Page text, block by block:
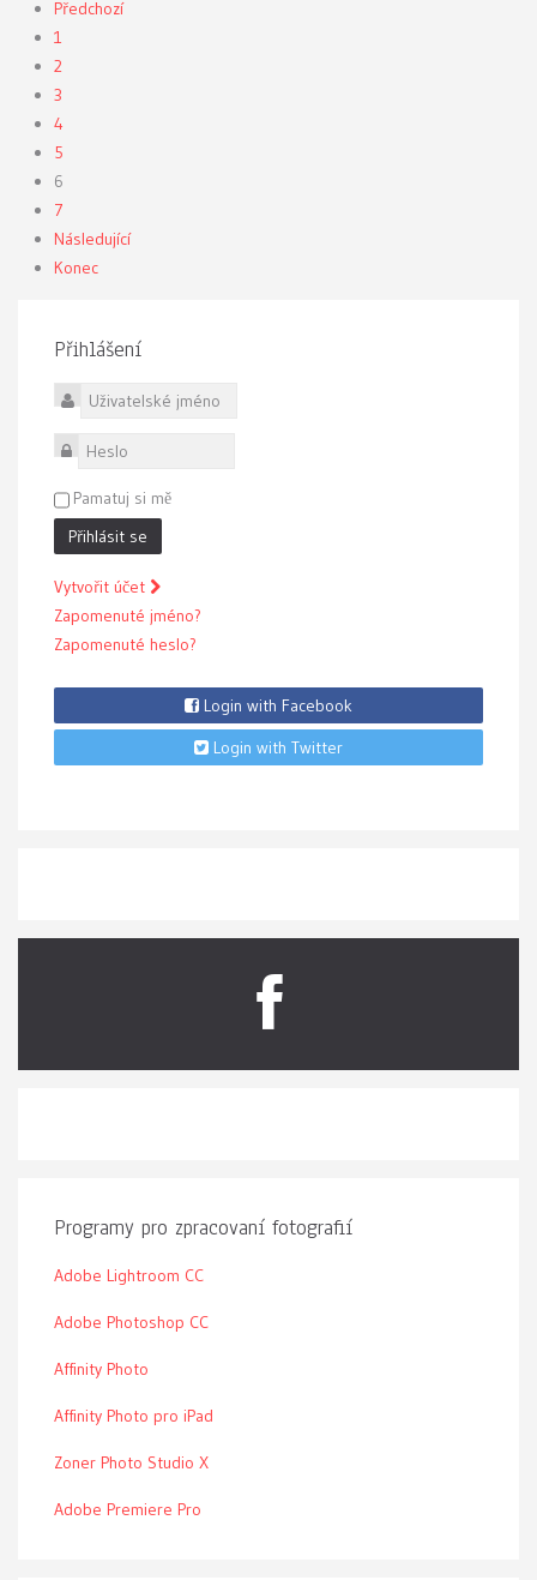
Předchozí
1
2
3
4
5
6
7
Následující
Konec
Přihlášení
Uživatelské jméno
Heslo
Pamatuj si mě
Přihlásit se
Vytvořit účet
Zapomenuté jméno?
Zapomenuté heslo?
Login with Facebook
Login with Twitter
Programy pro zpracovaní fotografií
Adobe Lightroom CC
Adobe Photoshop CC
Affinity Photo
Affinity Photo pro iPad
Zoner Photo Studio X
Adobe Premiere Pro